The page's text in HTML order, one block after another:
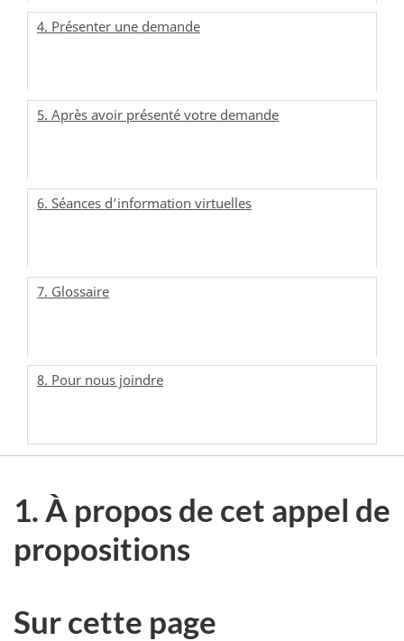
4. Présenter une demande
5. Après avoir présenté votre demande
6. Séances d’information virtuelles
7. Glossaire
8. Pour nous joindre
1. À propos de cet appel de
propositions
Sur cette page